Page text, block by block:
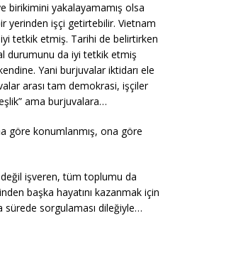
birikimini yakalayamamış olsa
yerinden işçi getirtebilir. Vietnam
tetkik etmiş. Tarihi de belirtirken
durumunu da iyi tetkik etmiş
Yani burjuvalar iktidarı ele
arası tam demokrasi, işçiler
ama burjuvalara…
göre konumlanmış, ona göre
değil işveren, tüm toplumu da
başka hayatını kazanmak için
sürede sorgulaması dileğiyle…